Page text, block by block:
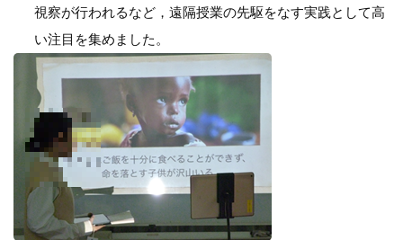
視察が行われるなど，遠隔授業の先駆をなす実践として高
い注目を集めました。